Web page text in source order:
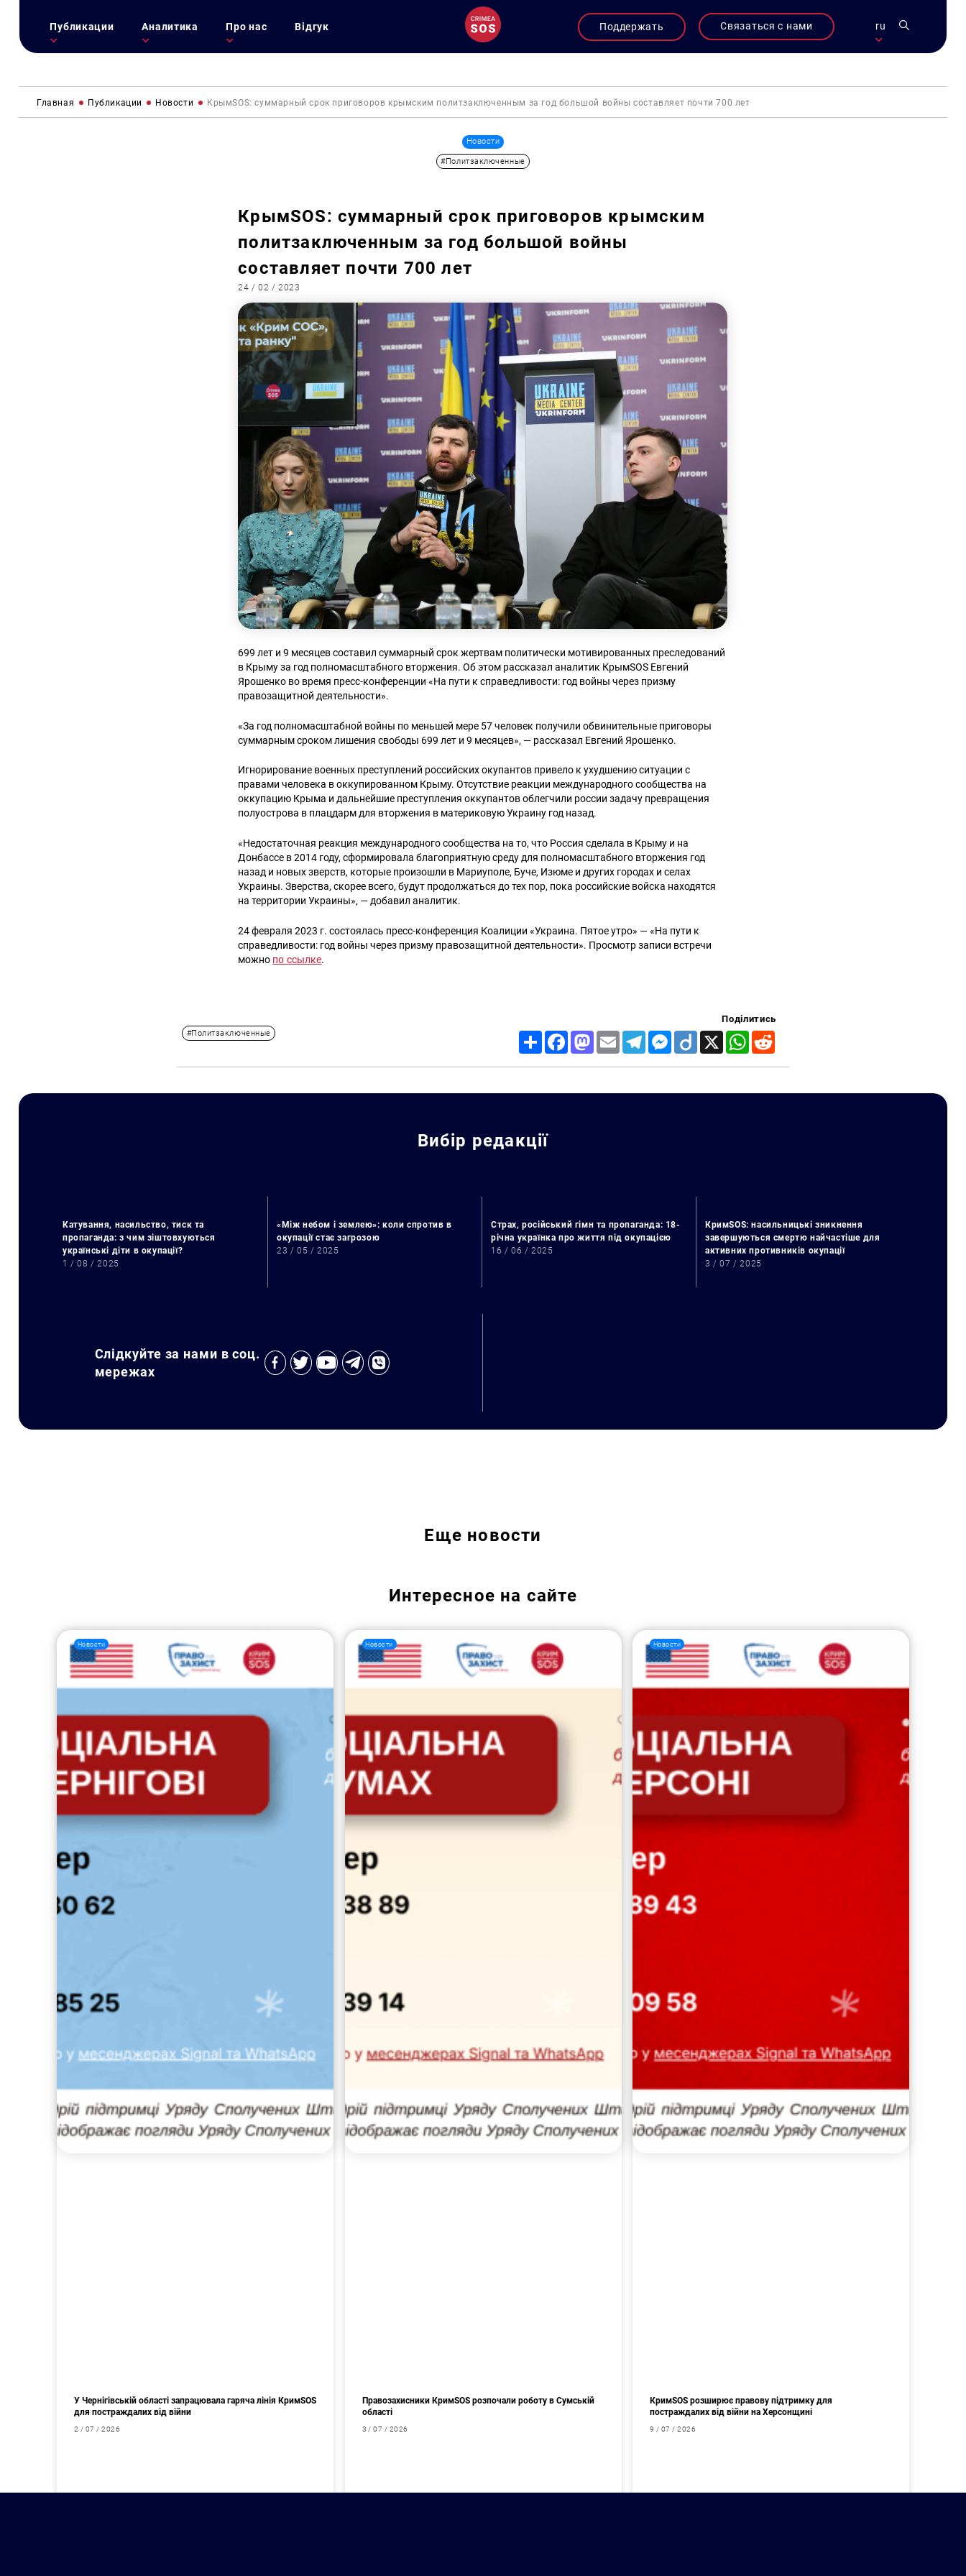
Публикации Аналитика Про нас Відгук Поддержать Связаться с нами ru
Искать:
Главная Публикации Новости КрымSOS: суммарный срок приговоров крымским политзаключенным за год большой войны составляет почти 700 лет
Новости
#Политзаключенные
КрымSOS: суммарный срок приговоров крымским
политзаключенным за год большой войны
составляет почти 700 лет
24 / 02 / 2023
699 лет и 9 месяцев составил суммарный срок жертвам политически мотивированных преследований
в Крыму за год полномасштабного вторжения. Об этом рассказал аналитик КрымSOS Евгений
Ярошенко во время пресс-конференции «На пути к справедливости: год войны через призму
правозащитной деятельности».
«За год полномасштабной войны по меньшей мере 57 человек получили обвинительные приговоры
суммарным сроком лишения свободы 699 лет и 9 месяцев», — рассказал Евгений Ярошенко.
Игнорирование военных преступлений российских окупантов привело к ухудшению ситуации с
правами человека в оккупированном Крыму. Отсутствие реакции международного сообщества на
оккупацию Крыма и дальнейшие преступления оккупантов облегчили россии задачу превращения
полуострова в плацдарм для вторжения в материковую Украину год назад.
«Недостаточная реакция международного сообщества на то, что Россия сделала в Крыму и на
Донбассе в 2014 году, сформировала благоприятную среду для полномасштабного вторжения год
назад и новых зверств, которые произошли в Мариуполе, Буче, Изюме и других городах и селах
Украины. Зверства, скорее всего, будут продолжаться до тех пор, пока российские войска находятся
на территории Украины», — добавил аналитик.
24 февраля 2023 г. состоялась пресс-конференция Коалиции «Украина. Пятое утро» — «На пути к
справедливости: год войны через призму правозащитной деятельности». Просмотр записи встречи
можно по ссылке.
#Политзаключенные
Поділитись
Share FacebookMastodon
Email TelegramMessenger
Diigo X WhatsApp
Вибір редакції
Катування, насильство, тиск та
пропаганда: з чим зіштовхуються
українські діти в окупації?
1 / 08 / 2025
«Між небом і землею»: коли спротив в
окупації стає загрозою
23 / 05 / 2025
Страх, російський гімн та пропаганда: 18-
річна українка про життя під окупацією
16 / 06 / 2025
КримSOS: насильницькі зникнення
завершуються смертю найчастіше для
активних противників окупації
3 / 07 / 2025
Слідкуйте за нами в соц.
мережах
Еще новости
Интересное на сайте
Новости
У Чернігівській області запрацювала гаряча лінія КримSOS
для постраждалих від війни
2 / 07 / 2026
Новости
Правозахисники КримSOS розпочали роботу в Сумській
області
3 / 07 / 2026
Новости
КримSOS розширює правову підтримку для
постраждалих від війни на Херсонщині
9 / 07 / 2026